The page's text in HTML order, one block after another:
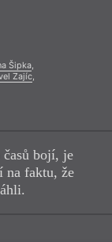
Šipka,
Zajíc,
bojí, je
na faktu, že